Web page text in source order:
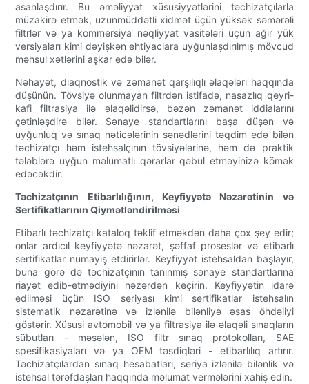
asanlaşdırır. Bu əməliyyat xüsusiyyətlərini təchizatçılarla
müzakirə etmək, uzunmüddətli xidmət üçün yüksək səmərəli
filtrlər və ya kommersiya nəqliyyat vasitələri üçün ağır yük
versiyaları kimi dəyişkən ehtiyaclara uyğunlaşdırılmış mövcud
məhsul xətlərini aşkar edə bilər.
Nəhayət, diaqnostik və zəmanət qarşılıqlı əlaqələri haqqında
düşünün. Tövsiyə olunmayan filtrdən istifadə, nasazlıq qeyri-
kafi filtrasiya ilə əlaqəlidirsə, bəzən zəmanət iddialarını
çətinləşdirə bilər. Sənaye standartlarını başa düşən və
uyğunluq və sınaq nəticələrinin sənədlərini təqdim edə bilən
təchizatçı həm istehsalçının tövsiyələrinə, həm də praktik
tələblərə uyğun məlumatlı qərarlar qəbul etməyinizə kömək
edəcəkdir.
Təchizatçının Etibarlılığının, Keyfiyyətə Nəzarətinin və
Sertifikatlarının Qiymətləndirilməsi
Etibarlı təchizatçı kataloq təklif etməkdən daha çox şey edir;
onlar ardıcıl keyfiyyətə nəzarət, şəffaf proseslər və etibarlı
sertifikatlar nümayiş etdirirlər. Keyfiyyət istehsaldan başlayır,
buna görə də təchizatçının tanınmış sənaye standartlarına
riayət edib-etmədiyini nəzərdən keçirin. Keyfiyyətin idarə
edilməsi üçün ISO seriyası kimi sertifikatlar istehsalın
sistematik nəzarətinə və izlənilə bilənliyə əsas öhdəliyi
göstərir. Xüsusi avtomobil və ya filtrasiya ilə əlaqəli sınaqların
sübutları - məsələn, ISO filtr sınaq protokolları, SAE
spesifikasiyaları və ya OEM təsdiqləri - etibarlılıq artırır.
Təchizatçılardan sınaq hesabatları, seriya izlənilə bilənlik və
istehsal tərəfdaşları haqqında məlumat vermələrini xahiş edin.